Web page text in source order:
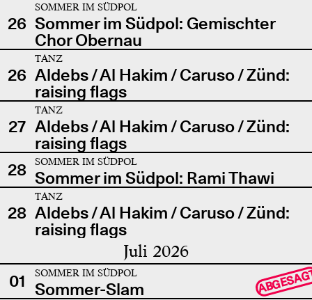
26
SOMMER IM SÜDPOL
Sommer im Südpol: Gemischter
Chor Obernau
26
TANZ
Aldebs / Al Hakim / Caruso / Zünd:
raising flags
27
TANZ
Aldebs / Al Hakim / Caruso / Zünd:
raising flags
28
SOMMER IM SÜDPOL
Sommer im Südpol: Rami Thawi
28
TANZ
Aldebs / Al Hakim / Caruso / Zünd:
raising flags
Juli 2026
01 SOMMER IM SÜDPOL
Sommer-Slam